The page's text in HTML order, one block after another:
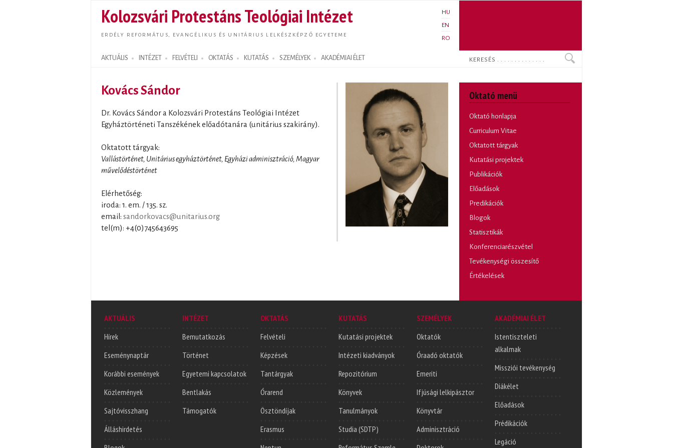
tartalomra
Kolozsvári Protestáns Teológiai Intézet
ERDÉLY REFORMÁTUS, EVANGÉLIKUS ÉS UNITÁRIUS LELKÉSZKÉPZŐ EGYETEME
HU
EN
RO
AKTUÁLIS INTÉZET FELVÉTELI OKTATÁS KUTATÁS SZEMÉLYEK AKADÉMIAI ÉLET
Search form
Keresés
Kovács Sándor
Dr. Kovács Sándor a Kolozsvári Protestáns Teológiai Intézet
Egyháztörténeti Tanszékének előadótanára (unitárius szakirány).
Oktatott tárgyak:
Vallástörténet, Unitárius egyháztörténet, Egyházi adminisztráció, Magyar
művelődéstörténet
Elérhetőség:
iroda: 1. em. / 135. sz.
email: sandorkovacs@unitarius.org
tel(m): +4(0)745643695
Oktató menü
Oktató honlapja
Curriculum Vitae
Oktatott tárgyak
Kutatási projektek
Publikációk
Előadások
Predikációk
Blogok
Statisztikák
Konferenciarészvétel
Tevékenységi összesítő
Értékelések
AKTUÁLIS
Hírek
Eseménynaptár
Korábbi események
Közlemények
Sajtóvisszhang
Álláshirdetés
INTÉZET
Bemutatkozás
Történet
Egyetemi kapcsolatok
Bentlakás
Támogatók
OKTATÁS
Felvételi
Képzések
Tantárgyak
Órarend
Ösztöndíjak
Erasmus
KUTATÁS
Kutatási projektek
Intézeti kiadványok
Repozitórium
Könyvek
Tanulmányok
Studia (SDTP)
SZEMÉLYEK
Oktatók
Óraadó oktatók
Emeriti
Ifjúsági lelkipásztor
Könyvtár
Adminisztráció
AKADÉMIAI ÉLET
Istentiszteleti
alkalmak
Missziói tevékenység
Diákélet
Előadások
Prédikációk
Legáció